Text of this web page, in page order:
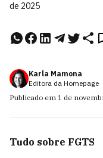
de 2025
Karla Mamona
Editora da Homepage
Publicado em 1 de
Tudo sobre FGTS